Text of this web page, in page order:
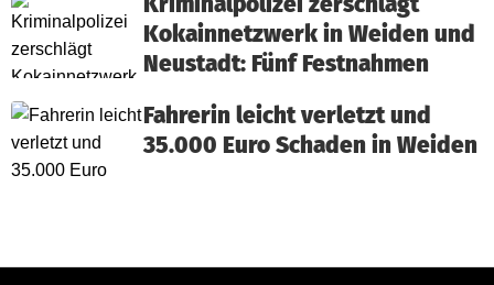
Kokainnetzwerk in Weiden und
Neustadt: Fünf Festnahmen
Fahrerin leicht verletzt und
35.000 Euro Schaden in Weiden